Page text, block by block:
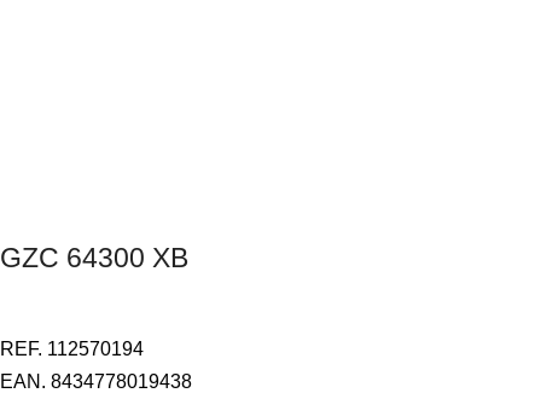
GZC 64300 XB
REF. 112570194
EAN. 8434778019438